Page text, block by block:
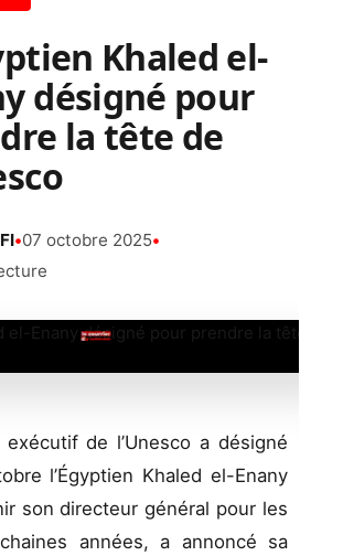
Khaled el-
désigné pour
la tête de
•07 octobre 2025•
exécutif de l’Unesco a désigné
l’Égyptien Khaled el-Enany
son directeur général pour les
années, a annoncé sa